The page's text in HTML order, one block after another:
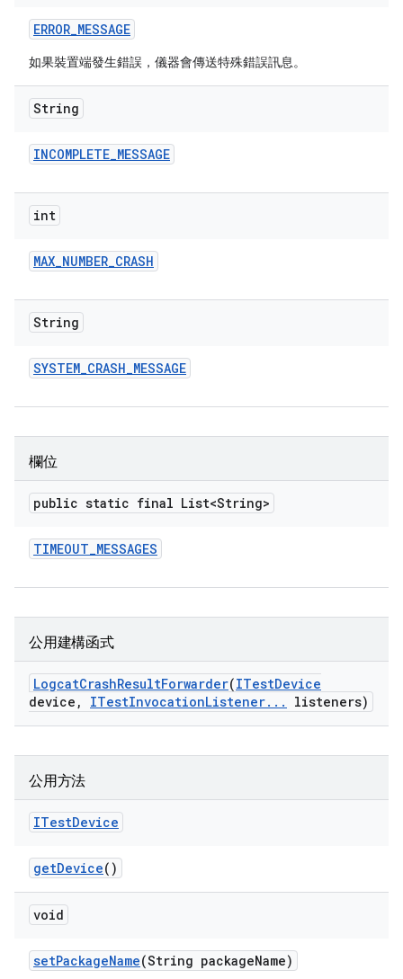
ERROR_MESSAGE
如果裝置端發生錯誤，儀器會傳送特殊錯誤訊息。
String
INCOMPLETE_MESSAGE
int
MAX_NUMBER_CRASH
String
SYSTEM_CRASH_MESSAGE
欄位
public static final List<String>
TIMEOUT_MESSAGES
公用建構函式
LogcatCrashResultForwarder(ITestDevice
device , ITestInvocationListener. . . listeners)
公用方法
ITestDevice
getDevice()
void
setPackageName(String packageName)